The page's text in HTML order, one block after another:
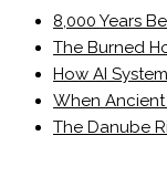
8,000 Years
The Burned
How AI
When
The Danube